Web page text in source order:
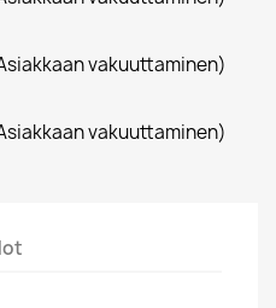
vakuuttaminen)
vakuuttaminen)